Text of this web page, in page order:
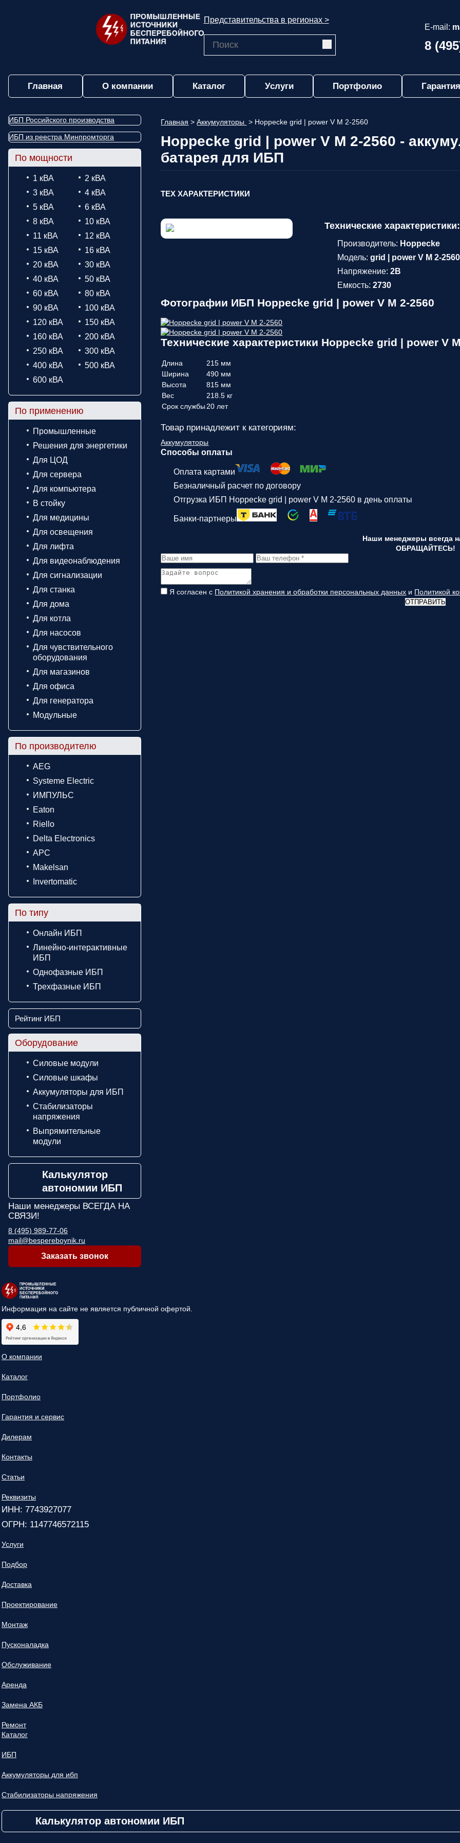
Представительства в регионах >
E-mail:
8
Главная О компании Каталог Услуги Портфолио
ИБП Российского производства
ИБП из реестра Минпромторга
По мощности
1 кВА
2 кВА
3 кВА
4 кВА
5 кВА
6 кВА
8 кВА
10 кВА
11 кВА
12 кВА
15 кВА
16 кВА
20 кВА
30 кВА
40 кВА
50 кВА
60 кВА
80 кВА
90 кВА
100 кВА
120 кВА
150 кВА
160 кВА
200 кВА
250 кВА
300 кВА
400 кВА
500 кВА
600 кВА
По применению
Промышленные
Решения для энергетики
Для ЦОД
Для сервера
Для компьютера
В стойку
Для медицины
Для освещения
Для лифта
Для видеонаблюдения
Для сигнализации
Для станка
Для дома
Для котла
Для насосов
Для чувствительного
оборудования
Для магазинов
Для офиса
Для генератора
Модульные
По производителю
AEG
Systeme Electric
ИМПУЛЬС
Eaton
Riello
Delta Electronics
APC
Makelsan
Invertomatic
По типу
Онлайн ИБП
Линейно-интерактивные
ИБП
Однофазные ИБП
Трехфазные ИБП
Рейтинг ИБП
Оборудование
Силовые модули
Силовые шкафы
Аккумуляторы для ИБП
Стабилизаторы
напряжения
Выпрямительные
модули
Калькулятор
автономии ИБП
Наши менеджеры ВСЕГДА НА
СВЯЗИ!
8 (495) 989-77-06
mail@bespereboynik.ru
Заказать звонок
Главная > Аккумуляторы > Hoppecke grid | power V M 2-2560
Hoppecke grid | power V M 2-2560 -
батарея для ИБП
ТЕХ ХАРАКТЕРИСТИКИ
Технические характеристики:
Производитель: Hoppecke
Модель:grid | power V M 2-2560
Напряжение:2В
Емкость:2730
Фотографии ИБП Hoppecke grid | power V M 2-2560
Технические характеристики Hoppecke grid | power V
Длина
215 мм
Ширина
490 мм
Высота
815 мм
Вес
218.5 кг
Срок службы 20 лет
Товар принадлежит к категориям:
Аккумуляторы
Способы оплаты
Оплата картами
Безналичный расчет по договору
Отгрузка ИБП Hoppecke grid | power V M 2-2560 в день оплаты
Банки-партнеры
Наши менеджеры всегда
ОБРАЩАЙТЕСЬ!
Я согласен с Политикой хранения и обработки персональных данных и Политикой
ОТПРАВИТЬ
Информация на сайте не является публичной офертой.
О компании
Каталог
Портфолио
Гарантия и сервис
Дилерам
Контакты
Статьи
Реквизиты
ИНН: 7743927077
ОГРН: 1147746572115
Услуги
Подбор
Доставка
Проектирование
Монтаж
Пусконаладка
Обслуживание
Аренда
Замена АКБ
Ремонт
Каталог
ИБП
Аккумуляторы для ибп
Стабилизаторы напряжения
Калькулятор автономии ИБП